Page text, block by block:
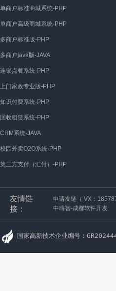
单商户标准商城系统-PHP
单商户高级商城系统-PHP
多商户标准版-PHP
多商户java版-JAVA
连锁点餐系统-PHP
上门家政专业版-PHP
知识付费系统-PHP
回收租赁系统-PHP
CRM系统-JAVA
校园外卖O2O系统-PHP
第三方支付（汇付）-PHP
友情链
接：
申请友链（ VX：
中嗨智-成都软件开发
国家高新技术企业编号：